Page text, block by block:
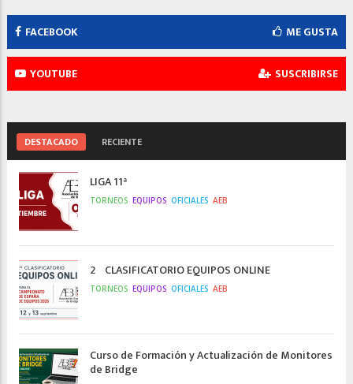
FACEBOOK ME GUSTA
YOUTUBE SUSCRIBIRSE
DESTACADO RECIENTE
LIGA 11ª
TORNEOS EQUIPOS OFICIALES AEB
2º CLASIFICATORIO EQUIPOS ONLINE
TORNEOS EQUIPOS OFICIALES AEB
Curso de Formación y Actualización de Monitores
de Bridge